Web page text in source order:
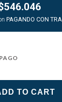
PAGANDO CON
TO CART